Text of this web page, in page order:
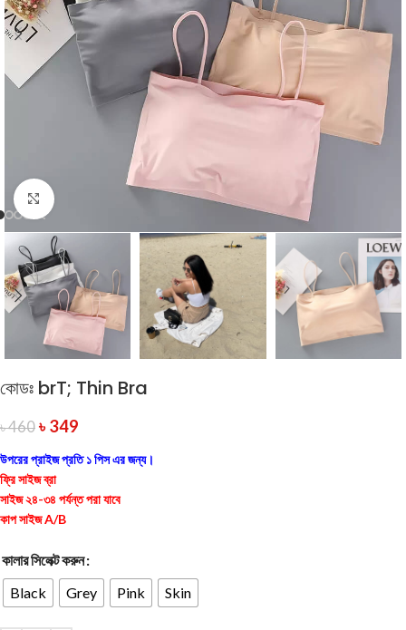
Click to enlarge
কোডঃ brT; Thin Bra
৳460 ৳349
উপরের প্রাইজ প্রতি ১ পিস এর জন্য।
ফ্রি সাইজ ব্রা
সাইজ ২৪-৩৪ পর্যন্ত পরা যাবে
কাপ সাইজ A/B
কালার সিলেক্ট করুন
Black
Grey Pink Skin